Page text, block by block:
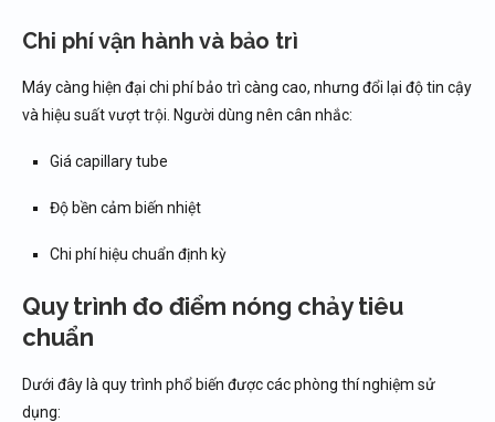
Chi phí vận hành và bảo trì
Máy càng hiện đại chi phí bảo trì càng cao, nhưng đổi lại độ tin cậy
và hiệu suất vượt trội. Người dùng nên cân nhắc:
Giá capillary tube
Độ bền cảm biến nhiệt
Chi phí hiệu chuẩn định kỳ
Quy trình đo điểm nóng chảy tiêu
chuẩn
Dưới đây là quy trình phổ biến được các phòng thí nghiệm sử
dụng: